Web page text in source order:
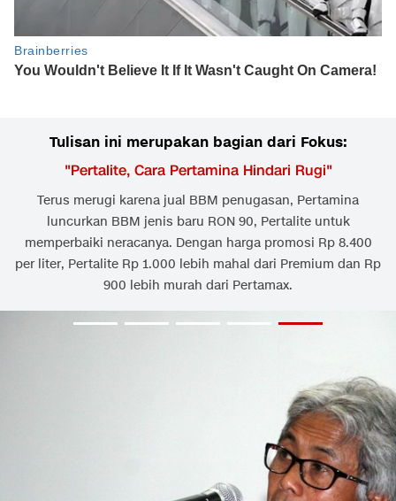
Tulisan ini merupakan bagian dari Fokus:
"Pertalite, Cara Pertamina Hindari Rugi"
Terus merugi karena jual BBM penugasan, Pertamina
luncurkan BBM jenis baru RON 90, Pertalite untuk
memperbaiki neracanya. Dengan harga promosi Rp 8.400
per liter, Pertalite Rp 1.000 lebih mahal dari Premium dan Rp
900 lebih murah dari Pertamax.